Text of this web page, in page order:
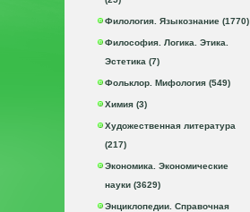
Филология. Языкознание (1770)
Философия. Логика. Этика.
Эстетика (7)
Фольклор. Мифология (549)
Химия (3)
Художественная литература
(217)
Экономика. Экономические
науки (3629)
Энциклопедии. Справочная